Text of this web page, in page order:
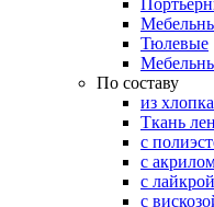
Тюлевые
По составу
из хлопка
Ткань
с
с
с лайкрой
с